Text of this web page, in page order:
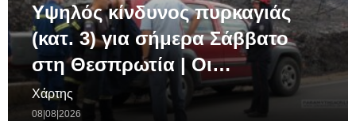
Υψηλός κίνδυνος πυρκαγιάς
(κατ. 3) για σήμερα Σάββατο
στη Θεσπρωτία | Οι…
Χάρτης
08|08|2026